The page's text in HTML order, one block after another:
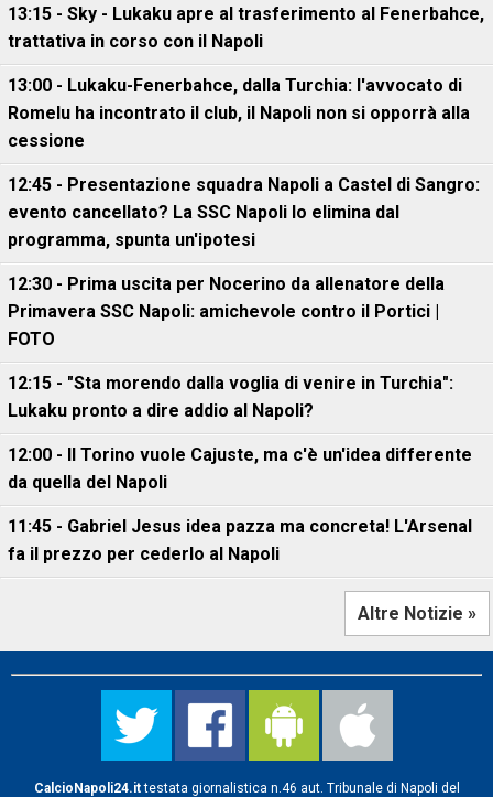
13:15 - Sky - Lukaku apre al trasferimento al Fenerbahce,
trattativa in corso con il Napoli
13:00 - Lukaku-Fenerbahce, dalla Turchia: l'avvocato di
Romelu ha incontrato il club, il Napoli non si opporrà alla
cessione
12:45 - Presentazione squadra Napoli a Castel di Sangro:
evento cancellato? La SSC Napoli lo elimina dal
programma, spunta un'ipotesi
12:30 - Prima uscita per Nocerino da allenatore della
Primavera SSC Napoli: amichevole contro il Portici |
FOTO
12:15 - "Sta morendo dalla voglia di venire in Turchia":
Lukaku pronto a dire addio al Napoli?
12:00 - Il Torino vuole Cajuste, ma c'è un'idea differente
da quella del Napoli
11:45 - Gabriel Jesus idea pazza ma concreta! L'Arsenal
fa il prezzo per cederlo al Napoli
Altre Notizie »
CalcioNapoli24.ittestata giornalistica n.46 aut. Tribunale di Napoli del